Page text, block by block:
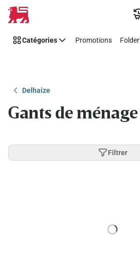
Passer
Catégories Promotions Folder
Delhaize
Gants de ménage
Filtrer